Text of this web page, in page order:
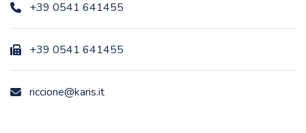
+39 0541 641455
+39 0541 641455
riccione@karis.it